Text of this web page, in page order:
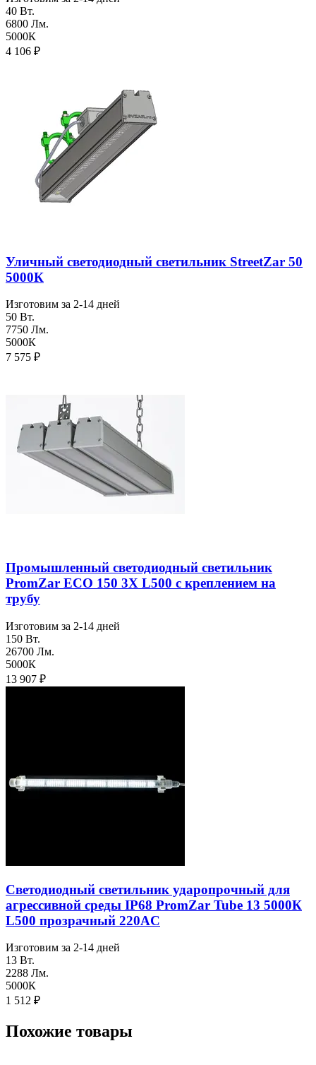
40 Вт.
6800 Лм.
5000К
4 106 ₽
Уличный светодиодный светильник StreetZar 50
5000К
Изготовим за 2-14 дней
50 Вт.
7750 Лм.
5000К
7 575 ₽
Промышленный светодиодный светильник
PromZar ECO 150 3Х L500 с креплением на
трубу
Изготовим за 2-14 дней
150 Вт.
26700 Лм.
5000К
13 907 ₽
Светодиодный светильник ударопрочный для
агреcсивной среды IP68 PromZar Tube 13 5000К
L500 прозрачный 220AC
Изготовим за 2-14 дней
13 Вт.
2288 Лм.
5000К
1 512 ₽
Похожие товары